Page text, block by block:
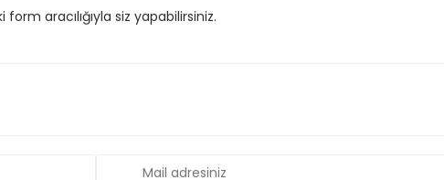
aracılığıyla siz yapabilirsiniz.